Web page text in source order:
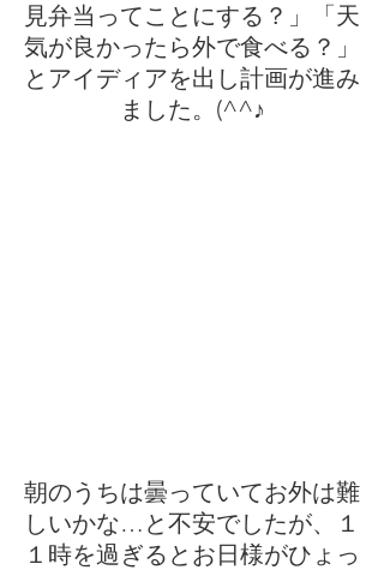
見弁当ってことにする？」「天
気が良かったら外で食べる？」
とアイディアを出し計画が進み
ました。(^^♪
朝のうちは曇っていてお外は難
しいかな…と不安でしたが、１
１時を過ぎるとお日様がひょっ